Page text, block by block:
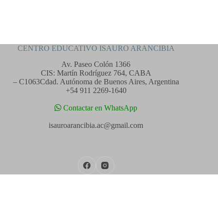
CENTRO EDUCATIVO ISAURO ARANCIBIA
Av. Paseo Colón 1366
CIS: Martín Rodríguez 764, CABA
– C1063Cdad. Autónoma de Buenos Aires, Argentina
+54 911 2269-1640
Contactar en WhatsApp
isauroarancibia.ac@gmail.com